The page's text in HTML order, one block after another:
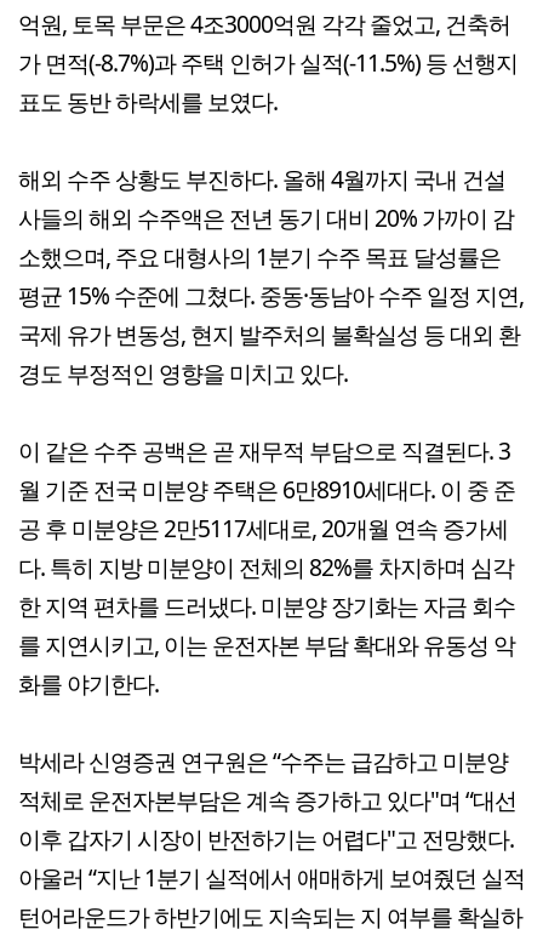
억원, 토목 부문은 4조3000억원 각각 줄었고, 건축허
가 면적(-8.7%)과 주택 인허가 실적(-11.5%) 등 선행지
표도 동반 하락세를 보였다.
해외 수주 상황도 부진하다. 올해 4월까지 국내 건설
사들의 해외 수주액은 전년 동기 대비 20% 가까이 감
소했으며, 주요 대형사의 1분기 수주 목표 달성률은
평균 15% 수준에 그쳤다. 중동·동남아 수주 일정 지연,
국제 유가 변동성, 현지 발주처의 불확실성 등 대외 환
경도 부정적인 영향을 미치고 있다.
이 같은 수주 공백은 곧 재무적 부담으로 직결된다. 3
월 기준 전국 미분양 주택은 6만8910세대다. 이 중 준
공 후 미분양은 2만5117세대로, 20개월 연속 증가세
다. 특히 지방 미분양이 전체의 82%를 차지하며 심각
한 지역 편차를 드러냈다. 미분양 장기화는 자금 회수
를 지연시키고, 이는 운전자본 부담 확대와 유동성 악
화를 야기한다.
박세라 신영증권 연구원은 “수주는 급감하고 미분양
적체로 운전자본부담은 계속 증가하고 있다"며 “대선
이후 갑자기 시장이 반전하기는 어렵다"고 전망했다.
아울러 “지난 1분기 실적에서 애매하게 보여줬던 실적
턴어라운드가 하반기에도 지속되는 지 여부를 확실하